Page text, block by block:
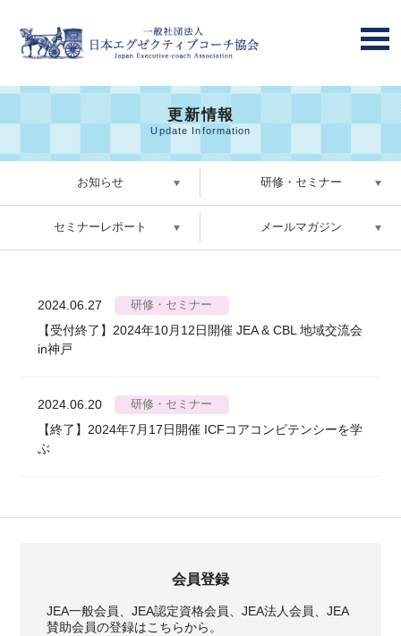
更新情報
Update Information
お知らせ 研修・セミナー
セミナーレポート メールマガジン
2024.06.27 研修・セミナー
【受付終了】2024年10月12日開催 JEA & CBL 地域交流会
in神戸
2024.06.20 研修・セミナー
【終了】2024年7月17日開催 ICFコアコンピテンシーを学
ぶ
会員登録
JEA一般会員、JEA認定資格会員、JEA法人会員、JEA
賛助会員の登録はこちらから。